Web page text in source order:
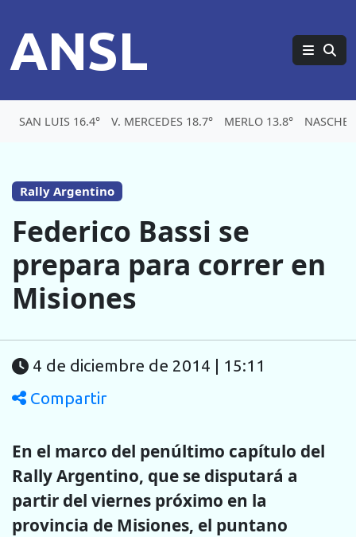
ANSL
SAN LUIS 16.4° V. MERCEDES 18.7° MERLO 13.8°
Rally Argentino
Federico Bassi se
prepara para correr en
Misiones
4 de diciembre de 2014 | 15:11
Compartir
En el marco del penúltimo capítulo del
Rally Argentino, que se disputará a
partir del viernes próximo en la
provincia de Misiones, el puntano